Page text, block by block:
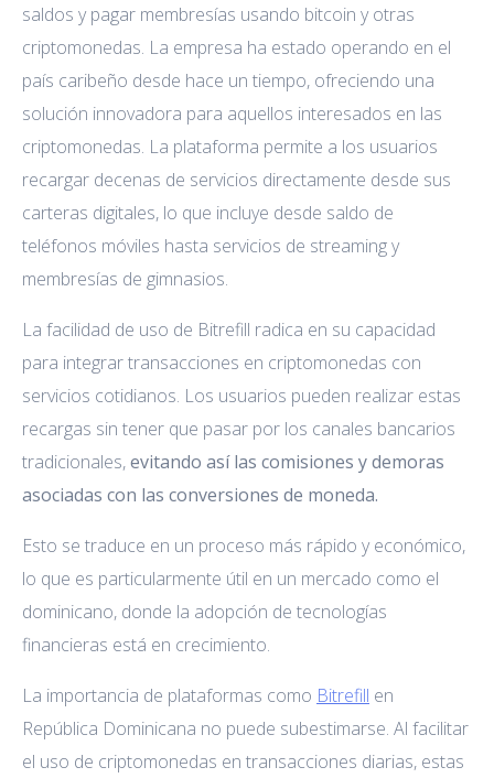
saldos y pagar membresías usando bitcoin y otras
criptomonedas. La empresa ha estado operando en el
país caribeño desde hace un tiempo, ofreciendo una
solución innovadora para aquellos interesados en las
criptomonedas. La plataforma permite a los usuarios
recargar decenas de servicios directamente desde sus
carteras digitales, lo que incluye desde saldo de
teléfonos móviles hasta servicios de streaming y
membresías de gimnasios.
La facilidad de uso de Bitrefill radica en su capacidad
para integrar transacciones en criptomonedas con
servicios cotidianos. Los usuarios pueden realizar estas
recargas sin tener que pasar por los canales bancarios
tradicionales,evitando así las comisiones y demoras
asociadas con las conversiones de moneda.
Esto se traduce en un proceso más rápido y económico,
lo que es particularmente útil en un mercado como el
dominicano, donde la adopción de tecnologías
financieras está en crecimiento.
La importancia de plataformas como Bitrefill en
República Dominicana no puede subestimarse. Al facilitar
el uso de criptomonedas en transacciones diarias, estas